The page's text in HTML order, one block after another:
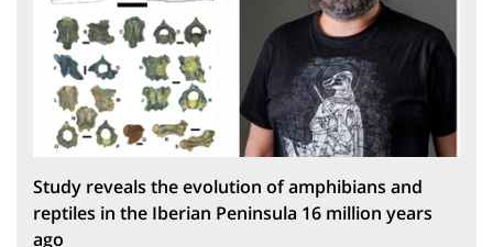
Study reveals the evolution of amphibians and
reptiles in the Iberian Peninsula 16 million years
ago